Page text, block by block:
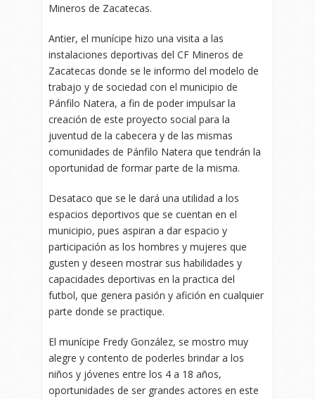
Mineros de Zacatecas.
Antier, el munícipe hizo una visita a las
instalaciones deportivas del CF Mineros de
Zacatecas donde se le informo del modelo de
trabajo y de sociedad con el municipio de
Pánfilo Natera, a fin de poder impulsar la
creación de este proyecto social para la
juventud de la cabecera y de las mismas
comunidades de Pánfilo Natera que tendrán la
oportunidad de formar parte de la misma.
Desataco que se le dará una utilidad a los
espacios deportivos que se cuentan en el
municipio, pues aspiran a dar espacio y
participación as los hombres y mujeres que
gusten y deseen mostrar sus habilidades y
capacidades deportivas en la practica del
futbol, que genera pasión y afición en cualquier
parte donde se practique.
El munícipe Fredy González, se mostro muy
alegre y contento de poderles brindar a los
niños y jóvenes entre los 4 a 18 años,
oportunidades de ser grandes actores en este